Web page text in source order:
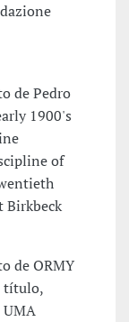
de Pedro
1900's
of
Birkbeck
de ORMY
título,
UMA